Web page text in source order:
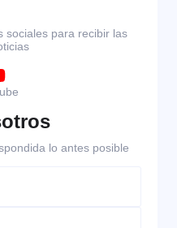
sociales para recibir las
lo antes posible